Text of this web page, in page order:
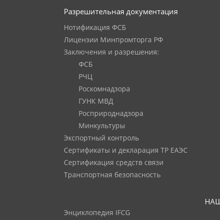
Разрешительная документация
Нотификация ФСБ
Лицензии Минпромторга РФ
Заключения и разрешения:
ФСБ
РЧЦ
Роскомнадзора
ГУНК МВД
Росприроднадзора
Минкультуры
Экспортный контроль
Сертификаты и декларация ТР ЕАЭС
Сертификация средств связи
Транспортная безопасность
Энциклопедия IFCG